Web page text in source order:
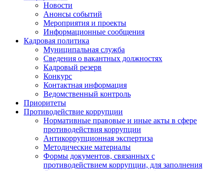
Новости
Анонсы событий
Мероприятия и проекты
Информационные сообщения
Кадровая политика
Муниципальная служба
Сведения о вакантных должностях
Кадровый резерв
Конкурс
Контактная информация
Ведомственный контроль
Приоритеты
Противодействие коррупции
Нормативные правовые и иные акты в сфере
противодействия коррупции
Антикоррупционная экспертиза
Методические материалы
Формы документов, связанных с
противодействием коррупции, для заполнения